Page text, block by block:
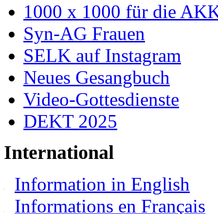
1000 x 1000 für die
Syn-AG Frauen
SELK auf Instagram
Neues Gesangbuch
Video-Gottesdienste
DEKT 2025
International
Information in English
Informations en Français